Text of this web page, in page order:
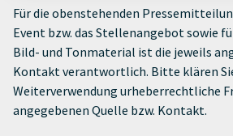
Für die obenstehenden
Event bzw. das Stellenangebot sowie
Bild- und Tonmaterial ist die jeweils
Kontakt verantwortlich. Bitte klären
Weiterverwendung urheberrechtliche
angegebenen Quelle bzw. Kontakt.